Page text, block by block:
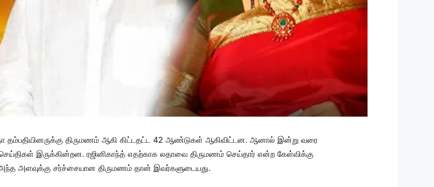
தம்பதியினருக்கு திருமணம் ஆகி கிட்டதட்ட 42 ஆண்டுகள் ஆகிவிட்டன. ஆனால் இன்று வரை
இருக்கின்றன. ரஜினிகாந்த் எதற்காக லதாவை திருமணம் செய்தார் என்ற கேள்விக்கு
அளவுக்கு சர்ச்சையான திருமணம் தான் இவர்களுடையது.